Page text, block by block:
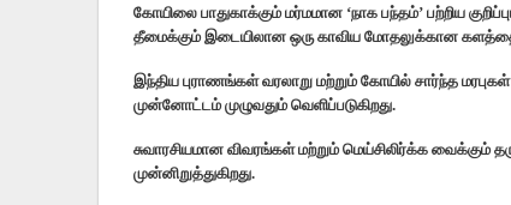
கோயிலை பாதுகாக்கும் மர்மமான ‘நாக பந்தம்’ பற்றிய
தீமைக்கும் இடையிலான ஒரு காவிய மோதலுக்கான
இந்திய புராணங்கள் வரலாறு மற்றும் கோயில் சார்ந்த
முன்னோட்டம் முழுவதும் வெளிப்படுகிறது.
சுவாரசியமான விவரங்கள் மற்றும் மெய்சிலிர்க்க
முன்னிறுத்துகிறது.